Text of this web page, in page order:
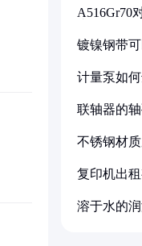
A516Gr70
镀镍钢带
计量泵如
联轴器的
不锈钢材
复印机出
溶于水的